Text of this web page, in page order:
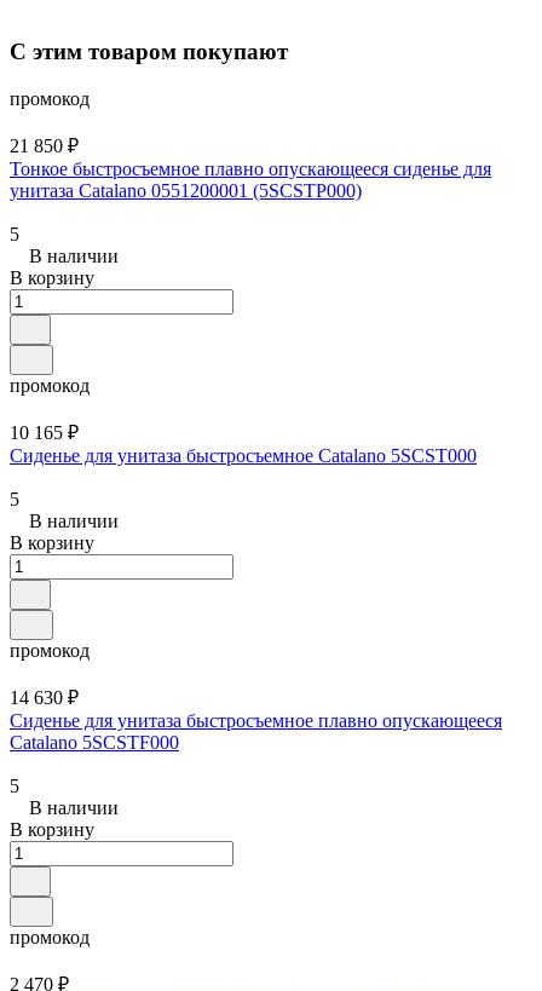
С этим товаром покупают
промокод
21 850 ₽
Тонкое быстросъемное плавно опускающееся сиденье для
унитаза Catalano 0551200001 (5SCSTP000)
5
В наличии
В корзину
промокод
10 165 ₽
Сиденье для унитаза быстросъемное Catalano 5SCST000
5
В наличии
В корзину
промокод
14 630 ₽
Сиденье для унитаза быстросъемное плавно опускающееся
Catalano 5SCSTF000
5
В наличии
В корзину
промокод
2 470 ₽